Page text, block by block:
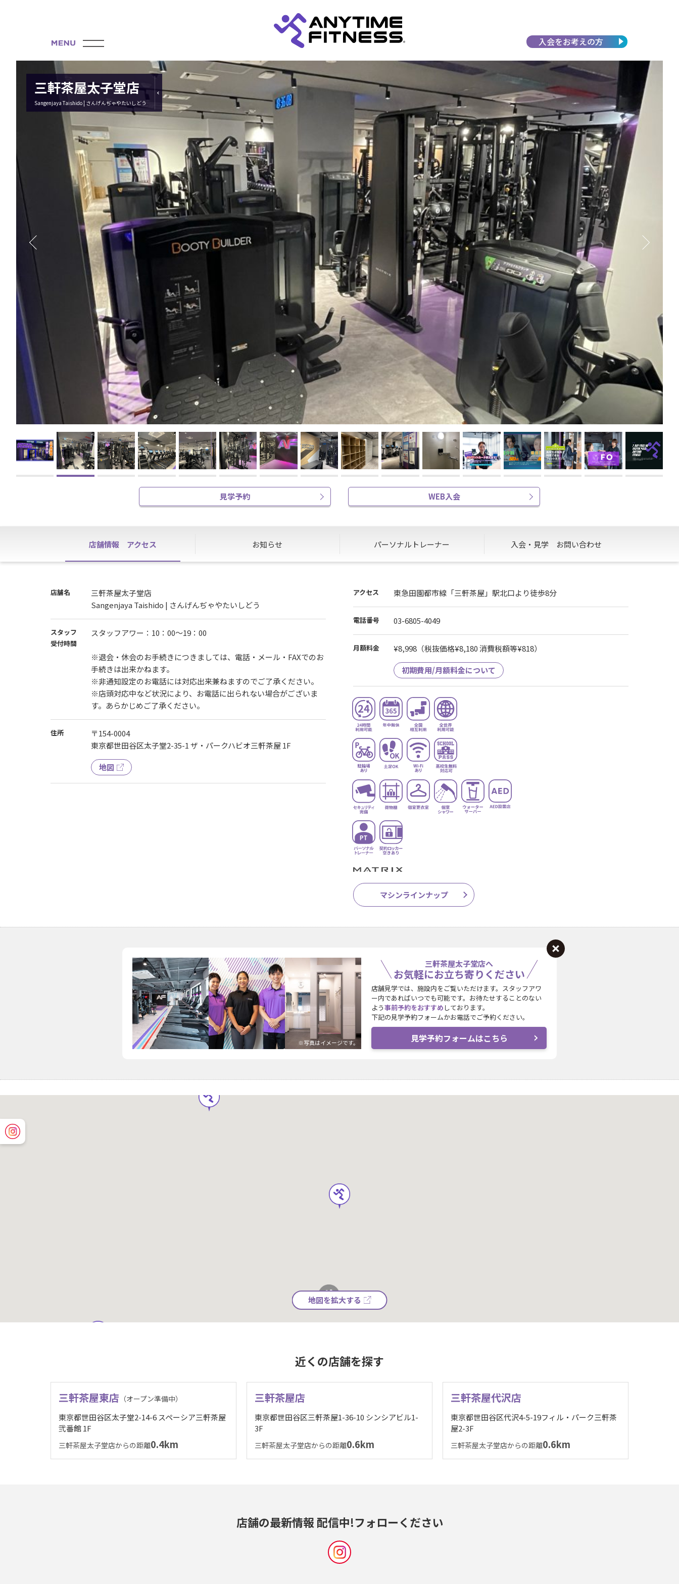
入会をお考えの方
三軒茶屋太子堂店
Sangenjaya Taishido | さんげんぢゃやたいしどう
見学予約 WEB入会
店舗情報 アクセス お知らせ パーソナル トレーナー 入会・見学 お問い合わせ
店舗名
三軒茶屋太子堂店
Sangenjaya Taishido | さんげんぢゃやたいしどう
スタッフ
受付時間
スタッフアワー：10：00～19：00
※退会・休会のお手続きにつきましては、電話・メール・FAXでのお
手続きは出来かねます。
※非通知設定のお電話には対応出来兼ねますのでご了承ください。
※店頭対応中など状況により、お電話に出られない場合がございま
す。あらかじめご了承ください。
住所
〒154-0004
東京都世田谷区太子堂2-35-1 ザ・パークハビオ三軒茶屋 1F
地図
アクセス 東急田園都市線「三軒茶屋」駅北口より徒歩8分
電話番号 03-6805-4049
月額料金 ¥8,998 （税抜価格¥8,180 消費税額等¥818）
初期費用/月額料金について
マシンラインナップ
三軒茶屋太子堂店へ
お気軽にお立ち寄りください
※写真はイメージです。
店舗見学では、施設内をご覧いただけます。スタッフアワ
ー内であればいつでも可能です。お待たせすることのない
よう事前予約をおすすめ しております。
下記の見学予約フォームかお電話でご予約ください。
見学予約フォームはこちら
地図を拡大する
近くの店舗を探す
三軒茶屋東店 （オープン準備中）
東京都世田谷区太子堂2-14-6 スペーシア三軒茶屋
弐番館 1F
三軒茶屋太子堂店からの距離0.4km
三軒茶屋店
東京都世田谷区三軒茶屋1-36-10 シンシアビル1-
3F
三軒茶屋太子堂店からの距離0.6km
三軒茶屋代沢店
東京都世田谷区代沢4-5-19フィル・パーク三軒茶
屋2-3F
三軒茶屋太子堂店からの距離0.6km
店舗の最新情報 配信中!フォローください